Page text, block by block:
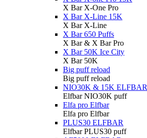
X Bar X-One Pro
X Bar X-Line 15K
X Bar X-Line
X Bar 650 Puffs
X Bar & X Bar Pro
X Bar 50K Ice City
X Bar 50K
Big puff reload
Big puff reload
NIO30K & 15K ELFBAR
Elfbar NIO30K puff
Elfa pro Elfbar
Elfa pro Elfbar
PLUS30 ELFBAR
Elfbar PLUS30 puff